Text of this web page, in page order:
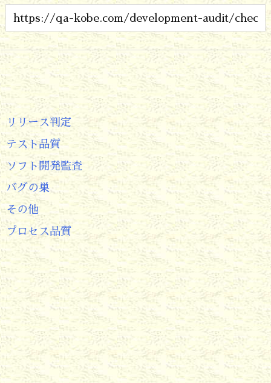
リリース判定
テスト品質
ソフト開発監査
バグの巣
その他
プロセス品質